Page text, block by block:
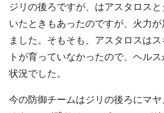
ジリの後ろですが、はアスタロス
いたときもあったのですが、火力
ました。そもそも、アスタロスは
トが育っていなかったので、ヘル
状況でした。
今の防御チームはジリの後ろにマ